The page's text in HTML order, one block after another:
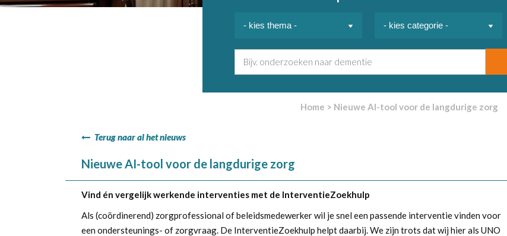
Home > Nieuwe AI-tool voor de langdurige zorg
Terug naar al het nieuws
Nieuwe AI-tool voor de langdurige zorg
Vind én vergelijk werkende interventies met de InterventieZoekhulp
Als (coördinerend) zorgprofessional of beleidsmedewerker wil je snel een passende interventie vinden voor
een ondersteunings- of zorgvraag. De InterventieZoekhulp helpt daarbij. We zijn trots dat wij hier als UNO